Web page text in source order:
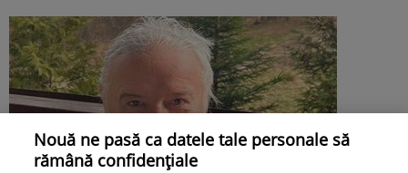
Nouă ne pasă ca datele tale personale să
rămână confidențiale